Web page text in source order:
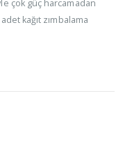
çok güç harcamadan
kağıt zımbalama